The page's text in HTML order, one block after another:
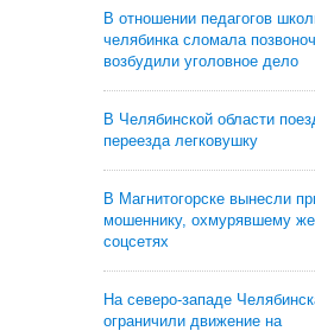
В отношении педагогов
челябинка сломала
возбудили уголовное дело
В Челябинской области
переезда легковушку
В Магнитогорске вынесли
мошеннику, охмурявшему
соцсетях
На северо-западе
ограничили движение на